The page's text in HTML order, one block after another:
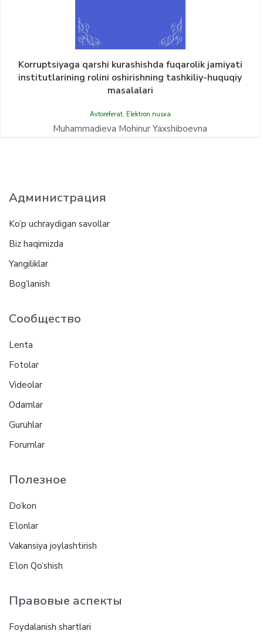
Korruptsiyaga qarshi kurashishda fuqarolik jamiyati
institutlarining rolini oshirishning tashkiliy-huquqiy
masalalari
Avtoreferat, Elektron nusxa
Muhammadieva Mohinur Yaxshiboevna
Администрация
Ko’p uchraydigan savollar
Biz haqimizda
Yangiliklar
Bog’lanish
Сообщество
Lenta
Fotolar
Videolar
Odamlar
Guruhlar
Forumlar
Полезное
Do’kon
E’lonlar
Vakansiya joylashtirish
E’lon Qo’shish
Правовые аспекты
Foydalanish shartlari